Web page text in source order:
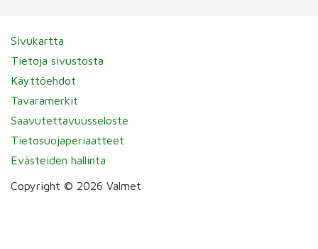
Sivukartta
Tietoja sivustosta
Käyttöehdot
Tavaramerkit
Saavutettavuusseloste
Tietosuojaperiaatteet
Evästeiden hallinta
Copyright © 2026 Valmet